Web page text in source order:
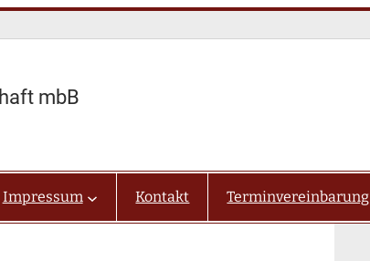
mbB
Impressum Kontakt Terminvereinbarung